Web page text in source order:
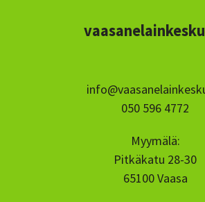
050 596 4772
Myymälä:
Pitkäkatu 28-30
65100 Vaasa